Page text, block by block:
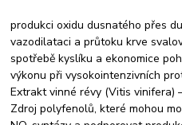
produkci oxidu dusnatého přes
vazodilataci a průtoku krve
spotřebě kyslíku a ekonomice
výkonu při vysokointenzivních
Extrakt vinné révy (Vitis vinifera)
Zdroj polyfenolů, které mohou